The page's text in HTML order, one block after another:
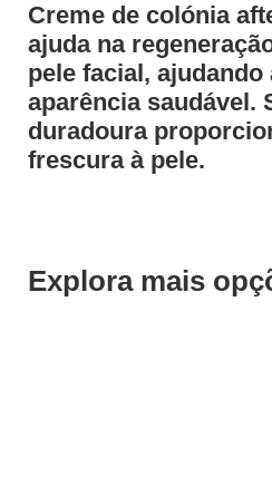
Creme de colónia
ajuda na
pele facial, ajudando
aparência saudável.
duradoura
frescura à pele.
Explora mais